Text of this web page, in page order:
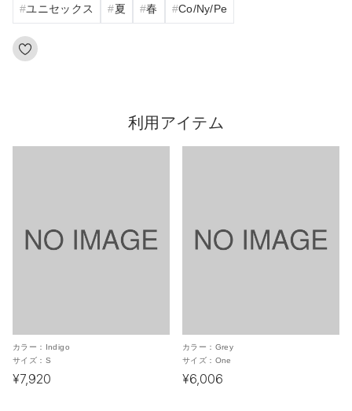
ユニセックス 夏 春 Co/Ny/Pe
利用アイテム
カラー： Indigo
サイズ： S
¥7,920
カラー： Grey
サイズ： One
¥6,006